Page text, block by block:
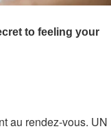
au rendez-vous. UN